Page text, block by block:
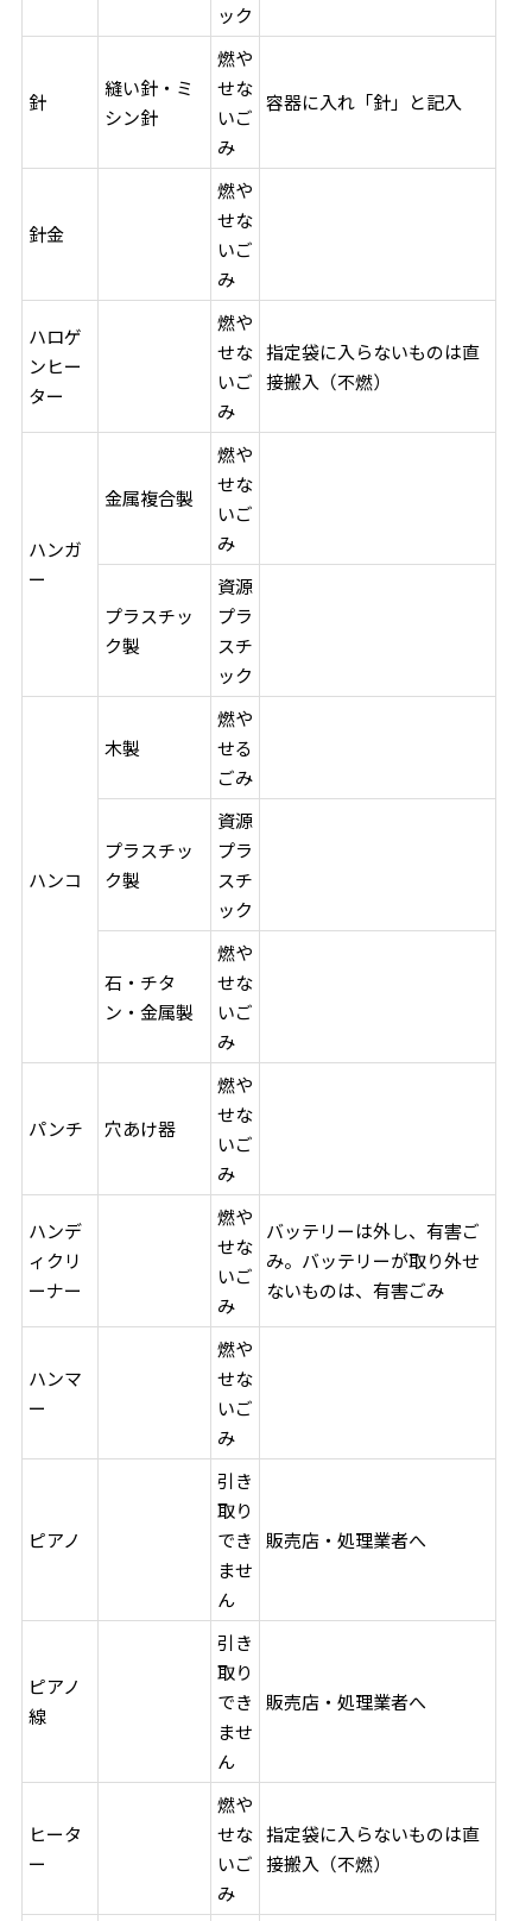
ック
針
縫い針・ミ
シン針
燃や
せな
いご
み
容器に入れ「針」と記入
針金
燃や
せな
いご
み
ハロゲ
ンヒー
ター
燃や
せな
いご
み
指定袋に入らないものは直
接搬入（不燃）
ハンガ
ー
金属複合製
燃や
せな
いご
み
プラスチッ
ク製
資源
プラ
スチ
ック
ハンコ
木製
燃や
せる
ごみ
プラスチッ
ク製
資源
プラ
スチ
ック
石・チタ
ン・金属製
燃や
せな
いご
み
パンチ 穴あけ器
燃や
せな
いご
み
ハンデ
ィクリ
ーナー
燃や
せな
いご
み
バッテリーは外し、有害ご
み。バッテリーが取り外せ
ないものは、有害ごみ
ハンマ
ー
燃や
せな
いご
み
ピアノ
引き
取り
でき
ませ
ん
販売店・処理業者へ
ピアノ
線
引き
取り
でき
ませ
ん
販売店・処理業者へ
ヒータ
ー
燃や
せな
いご
み
指定袋に入らないものは直
接搬入（不燃）